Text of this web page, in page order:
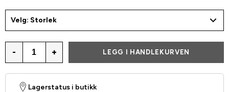
Velg: Storlek
- + LEGG I HANDLEKURVEN
Lagerstatus i butikk